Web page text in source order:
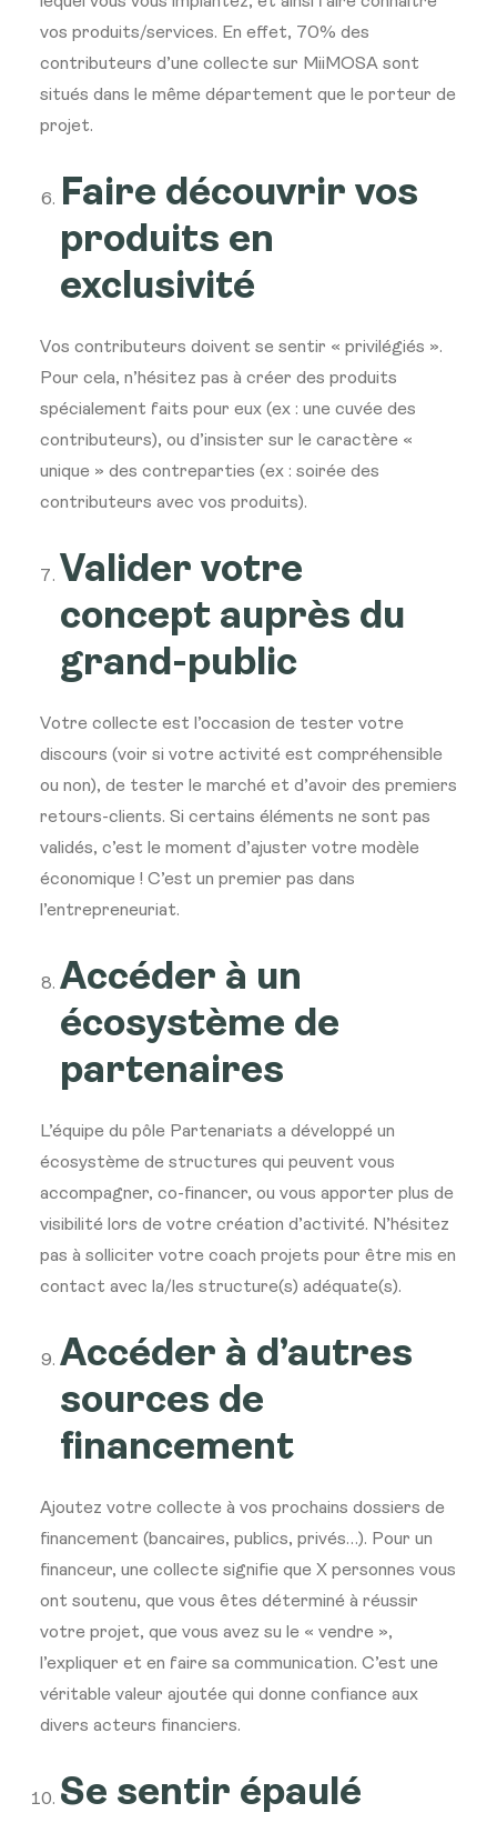
vos produits/services. En effet, 70% des
contributeurs d’une collecte sur MiiMOSA sont
situés dans le même département que le porteur de
projet.
Faire découvrir vos
produits en
exclusivité
Vos contributeurs doivent se sentir « privilégiés ».
Pour cela, n’hésitez pas à créer des produits
spécialement faits pour eux (ex : une cuvée des
contributeurs), ou d’insister sur le caractère «
unique » des contreparties (ex : soirée des
contributeurs avec vos produits).
Valider votre
concept auprès du
grand-public
Votre collecte est l’occasion de tester votre
discours (voir si votre activité est compréhensible
ou non), de tester le marché et d’avoir des premiers
retours-clients. Si certains éléments ne sont pas
validés, c’est le moment d’ajuster votre modèle
économique ! C’est un premier pas dans
l’entrepreneuriat.
Accéder à un
écosystème de
partenaires
L’équipe du pôle Partenariats a développé un
écosystème de structures qui peuvent vous
accompagner, co-financer, ou vous apporter plus de
visibilité lors de votre création d’activité. N’hésitez
pas à solliciter votre coach projets pour être mis en
contact avec la/les structure(s) adéquate(s).
Accéder à d’autres
sources de
financement
Ajoutez votre collecte à vos prochains dossiers de
financement (bancaires, publics, privés…). Pour un
financeur, une collecte signifie que X personnes vous
ont soutenu, que vous êtes déterminé à réussir
votre projet, que vous avez su le « vendre »,
l’expliquer et en faire sa communication. C’est une
véritable valeur ajoutée qui donne confiance aux
divers acteurs financiers.
Se sentir épaulé